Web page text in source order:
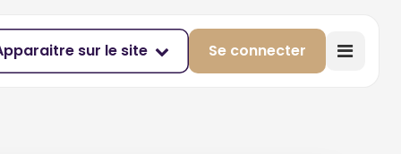
sur le site Se connecter